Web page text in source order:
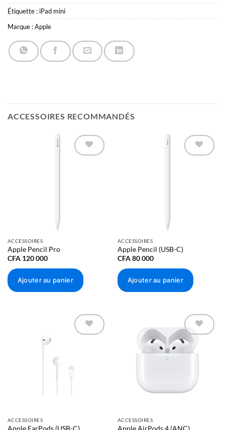
Étiquette : iPad mini
Marque :Apple
ACCESSOIRES RECOMMANDÉS
ACCESSOIRES
Apple Pencil Pro
CFA120 000
Ajouter au panier
ACCESSOIRES
Apple Pencil (USB-C)
CFA80 000
Ajouter au panier
ACCESSOIRES
Ajouter à
la liste
ACCESSOIRES